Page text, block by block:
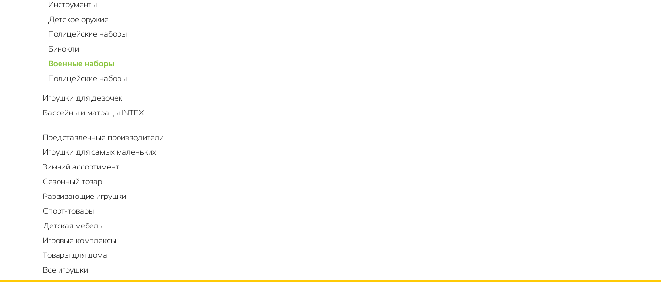
Инструменты
Детское оружие
Полицейские наборы
Бинокли
Военные наборы
Полицейские наборы
Игрушки для девочек
Бассейны и матрацы INTEX
Представленные производители
Игрушки для самых маленьких
Зимний ассортимент
Сезонный товар
Развивающие игрушки
Спорт-товары
Детская мебель
Игровые комплексы
Товары для дома
Все игрушки